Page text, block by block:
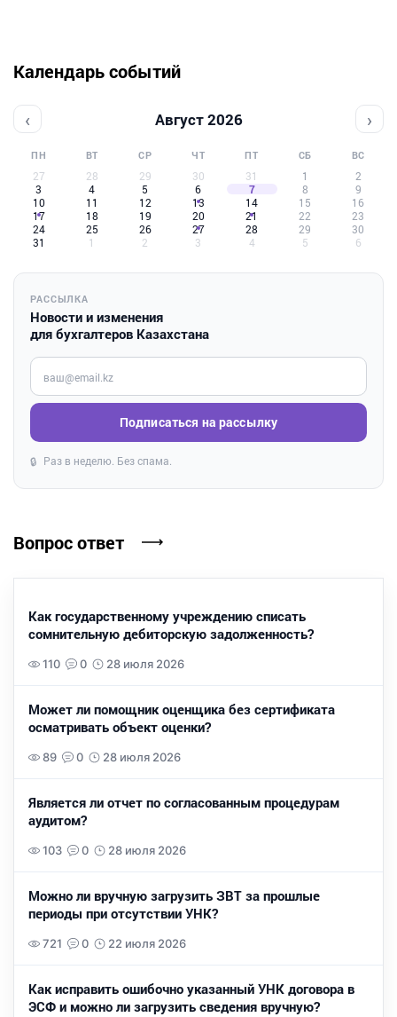
Календарь событий
‹ Август 2026 ›
ПН ВТ СР ЧТ ПТ СБ ВС
27 28 29 30 31 1
2
3
4 5 6 7 8
9
10
11 12 13 14 15
16
17
18 19 20 21 22
23
24
25 26 27 28 29
30
31
1 2 3 4 5 6
РАССЫЛКА
Новости и изменения
для бухгалтеров Казахстана
Введите ваш e-mail
Подписаться на рассылку
🔒 Раз в неделю. Без спама.
Вопрос ответ
Как государственному учреждению списать
сомнительную дебиторскую задолженность?
110 0 28 июля 2026
Может ли помощник оценщика без сертификата
осматривать объект оценки?
89 0 28 июля 2026
Является ли отчет по согласованным процедурам
аудитом?
103 0 28 июля 2026
Можно ли вручную загрузить ЗВТ за прошлые
периоды при отсутствии УНК?
721 0 22 июля 2026
Как исправить ошибочно указанный УНК договора в
ЭСФ и можно ли загрузить сведения вручную?